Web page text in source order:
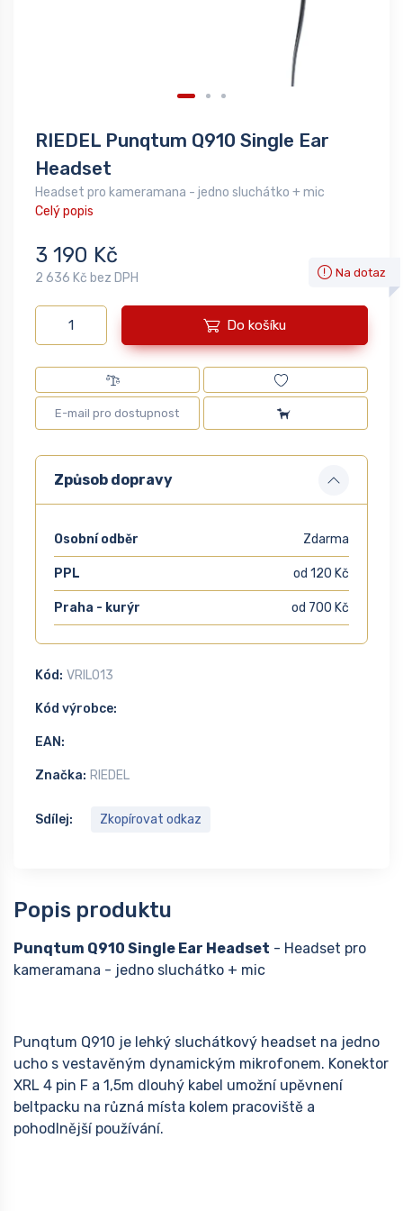
RIEDEL Punqtum Q910 Single Ear
Headset
Headset pro kameramana - jedno sluchátko + mic
Celý popis
3 190 Kč
2 636 Kč bez DPH Na dotaz
Do košíku
Způsob dopravy
Osobní odběr Zdarma
PPL od 120 Kč
Praha - kurýr od 700 Kč
Kód: VRIL013
Kód výrobce:
EAN:
Značka: RIEDEL
Sdílej: Zkopírovat odkaz
Popis produktu
Punqtum Q910 Single Ear Headset - Headset pro
kameramana - jedno sluchátko + mic
Punqtum Q910 je lehký sluchátkový headset na jedno
ucho s vestavěným dynamickým mikrofonem. Konektor
XRL 4 pin F a 1,5m dlouhý kabel umožní upěvnení
beltpacku na různá místa kolem pracoviště a
pohodlnější používání.